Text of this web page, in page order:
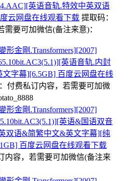
英语音轨.特效中英双语
云网盘在线观看下载 提取码：
需要可加微信(备注来意)：
形金剛.Transformers][2007]
英语音轨.内封
字幕][6.5GB] 百度云网盘在线
付费私订内容，若需要可加微
形金剛.Transformers][2007]
英语&国语双音
双语&简繁中文&英文字幕][纯
百度云网盘在线观看下载
内容，若需要可加微信(备注来